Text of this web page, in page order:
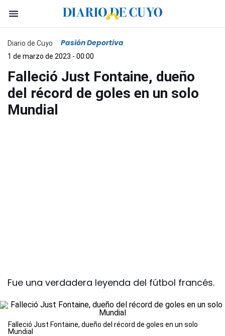
Diario de Cuyo Pasión Deportiva
1 de marzo de 2023 - 00:00
Falleció Just Fontaine, dueño
del récord de goles en un solo
Mundial
Fue una verdadera leyenda del fútbol francés.
Falleció Just Fontaine, dueño del récord de goles en un solo
Mundial